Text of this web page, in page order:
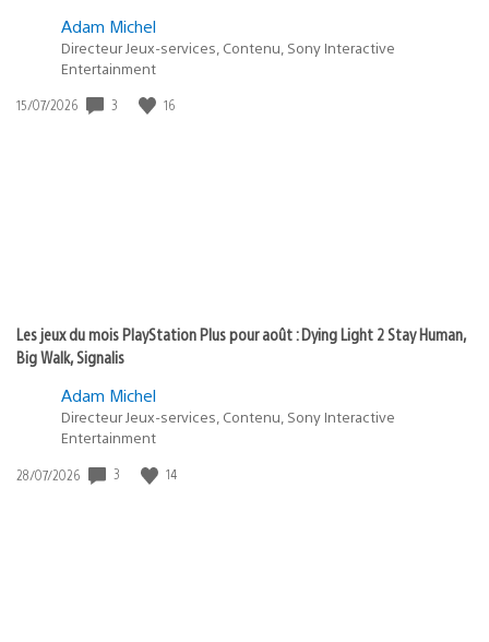
Adam Michel
Directeur Jeux-services, Contenu, Sony Interactive
Entertainment
Date
15/07/2026 3 16
Les jeux du mois PlayStation Plus pour août : Dying Light 2 Stay Human,
Big Walk, Signalis
Adam Michel
Directeur Jeux-services, Contenu, Sony Interactive
Entertainment
Date
28/07/2026 3 14